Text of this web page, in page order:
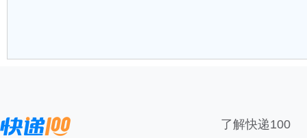
了解快递100